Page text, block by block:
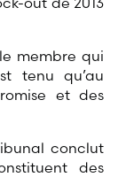
membre qui
tenu qu’au
et des
conclut
des